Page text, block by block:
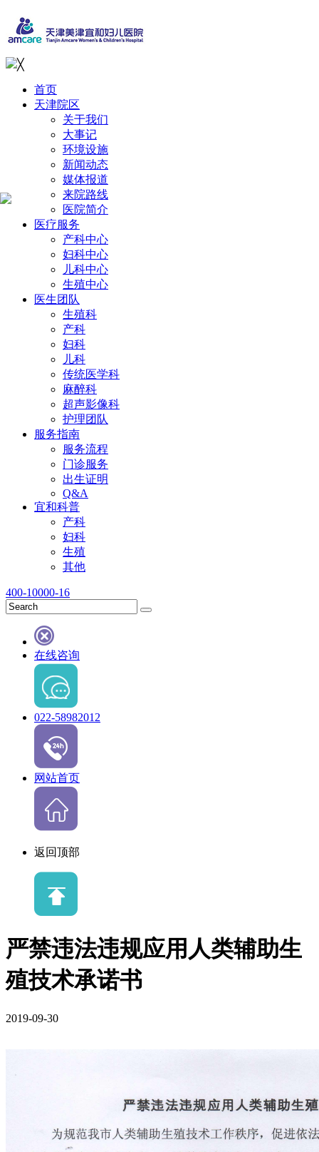
╳
首页
天津院区
关于我们
大事记
环境设施
新闻动态
媒体报道
来院路线
医院简介
医疗服务
产科中心
妇科中心
儿科中心
生殖中心
医生团队
生殖科
产科
妇科
儿科
传统医学科
麻醉科
超声影像科
护理团队
服务指南
服务流程
门诊服务
出生证明
Q&A
宜和科普
产科
妇科
生殖
其他
400-10000-16
在线咨询
022-58982012
网站首页
返回顶部
严禁违法违规应用人类辅助生
殖技术承诺书
2019-09-30